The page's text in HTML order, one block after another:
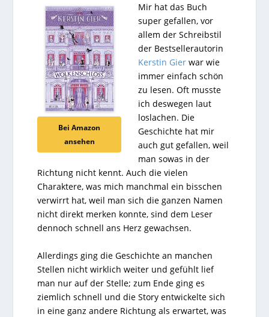
Bei Amazon
ansehen
Mir hat das Buch
super gefallen, vor
allem der Schreibstil
der Bestsellerautorin
Kerstin Gier war wie
immer einfach schön
zu lesen. Oft musste
ich deswegen laut
loslachen. Die
Geschichte hat mir
auch gut gefallen, weil
man sowas in der
Richtung nicht kennt. Auch die vielen
Charaktere, was mich manchmal ein bisschen
verwirrt hat, weil man sich die ganzen Namen
nicht direkt merken konnte, sind dem Leser
dennoch schnell ans Herz gewachsen.
Allerdings ging die Geschichte an manchen
Stellen nicht wirklich weiter und gefühlt lief
man nur auf der Stelle; zum Ende ging es
ziemlich schnell und die Story entwickelte sich
in eine ganz andere Richtung als erwartet, was